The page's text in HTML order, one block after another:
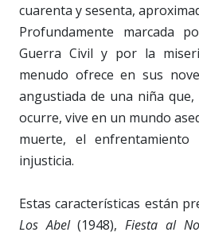
cuarenta y sesenta,
Profundamente marcada
Guerra Civil y por la
menudo ofrece en sus
angustiada de una niña
ocurre, vive en un mundo
muerte, el
injusticia.
Estas características están
Los Abel(1948),Fiesta al